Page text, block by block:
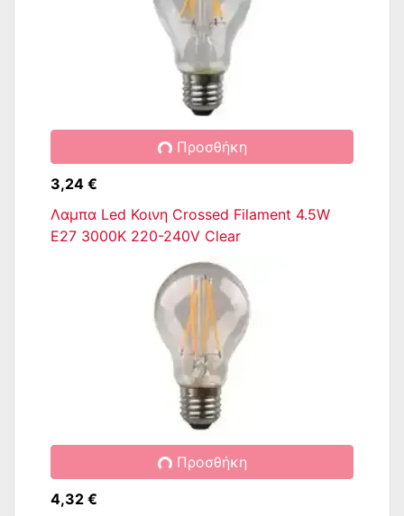
Προσθήκη
3,24 €
Λαμπα Led Κοινη Crossed Filament 4.5W
E27 3000K 220-240V Clear
Προσθήκη
4,32 €